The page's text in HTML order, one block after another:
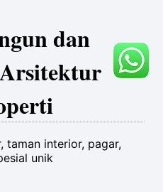
dan
taman interior, pagar,
unik